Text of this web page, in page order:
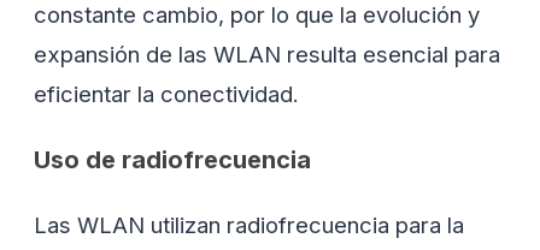
constante cambio, por lo que la evolución y
expansión de las WLAN resulta esencial para
eficientar la conectividad.
Uso de radiofrecuencia
Las WLAN utilizan radiofrecuencia para la